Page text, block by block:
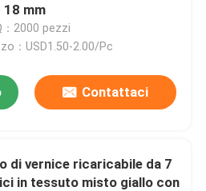
18 mm
：2000 pezzi
：USD1.50-2.00/Pc
Contattaci
di vernice ricaricabile da 7
in tessuto misto giallo con